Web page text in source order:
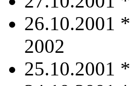
26.10.2001 *
2002
25.10.2001 *